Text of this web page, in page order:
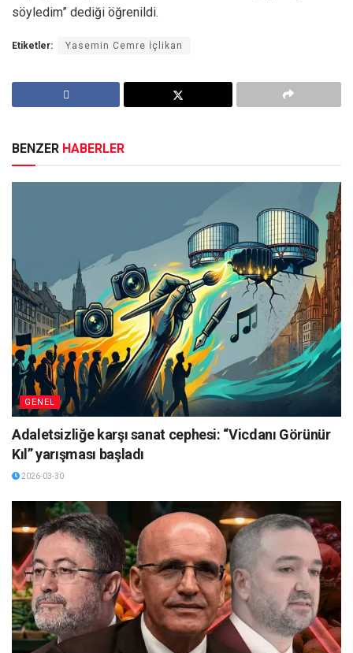
söyledim” dediği öğrenildi.
Etiketler: Yasemin Cemre İçlikan
BENZER HABERLER
GENEL
Adaletsizliğe karşı sanat cephesi: “Vicdanı Görünür
Kıl” yarışması başladı
2026-03-30